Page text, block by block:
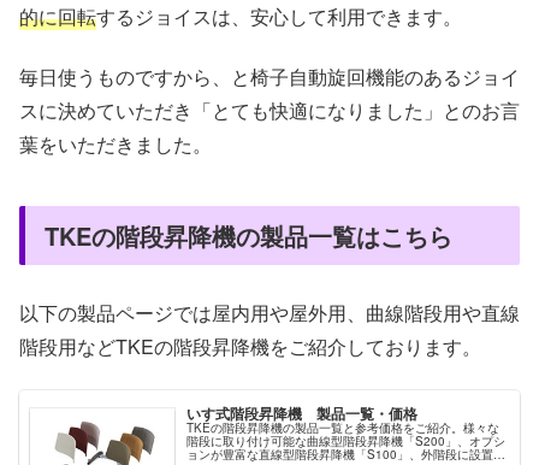
的に回転するジョイスは、安心して利用できます。
毎日使うものですから、と椅子自動旋回機能のあるジョイ
スに決めていただき「とても快適になりました」とのお言
葉をいただきました。
TKEの階段昇降機の製品一覧はこちら
以下の製品ページでは屋内用や屋外用、曲線階段用や直線
階段用などTKEの階段昇降機をご紹介しております。
いす式階段昇降機 製品一覧・価格
TKEの階段昇降機の製品一覧と参考価格をご紹介。様々な
階段に取り付け可能な曲線型階段昇降機「S200」、オプシ
ョンが豊富な直線型階段昇降機「S100」、外階段に設置で